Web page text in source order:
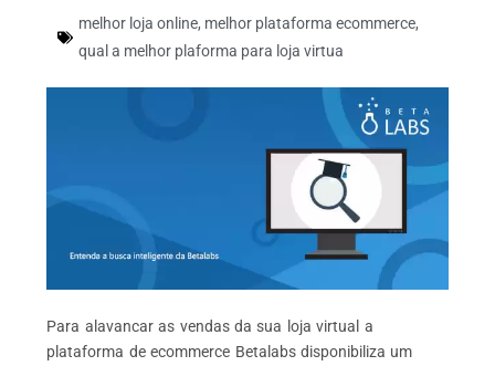
melhor loja online, melhor plataforma ecommerce,
qual a melhor plaforma para loja virtua
Para alavancar as vendas da sua loja virtual a
plataforma de ecommerce Betalabs disponibiliza um